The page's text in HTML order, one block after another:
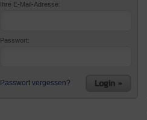
Ihre E-Mail-Adresse:
Passwort:
Passwort vergessen?